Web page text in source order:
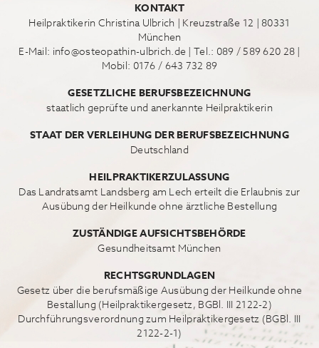
KONTAKT
Heilpraktikerin Christina Ulbrich | Kreuzstraße 12 | 80331
München
E-Mail: info@osteopathin-ulbrich.de | Tel.: 089 / 589 620 28 |
Mobil: 0176 / 643 732 89
GESETZLICHE BERUFSBEZEICHNUNG
staatlich geprüfte und anerkannte Heilpraktikerin
STAAT DER VERLEIHUNG DER BERUFSBEZEICHNUNG
Deutschland
HEILPRAKTIKERZULASSUNG
Das Landratsamt Landsberg am Lech erteilt die Erlaubnis zur
Ausübung der Heilkunde ohne ärztliche Bestellung
ZUSTÄNDIGE AUFSICHTSBEHÖRDE
Gesundheitsamt München
RECHTSGRUNDLAGEN
Gesetz über die berufsmäßige Ausübung der Heilkunde ohne
Bestallung (Heilpraktikergesetz, BGBl. III 2122-2)
Durchführungsverordnung zum Heilpraktikergesetz (BGBl. III
2122-2-1)